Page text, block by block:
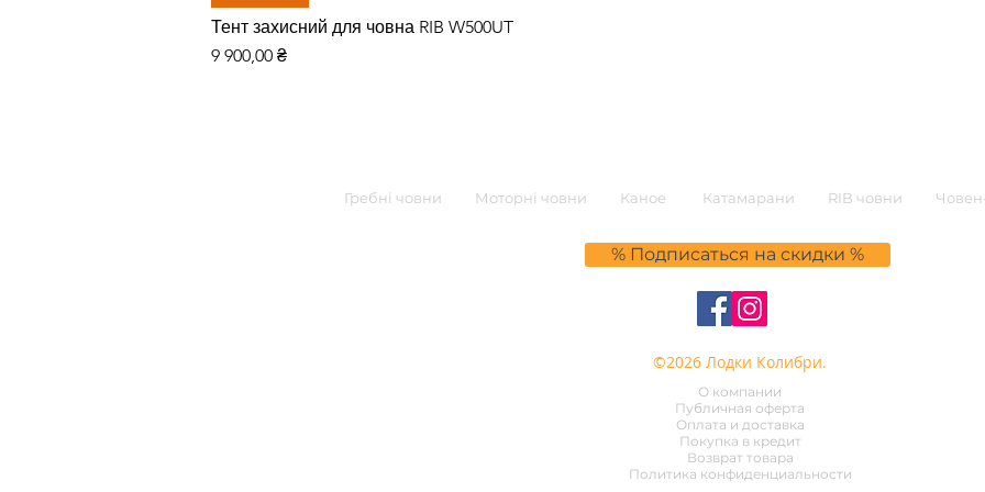
Тент захисний для човна RIB W500UT
Цена
9 900,00 ₴
Гребні човни Моторні човни Каное Катамарани RIB човни
% Подписаться на скидки %
©2026 Лодки Колибри.
О компании
Публичная оферта
Оплата и доставка
Покупка в кредит
Возврат товара
Политика конфиденциальности